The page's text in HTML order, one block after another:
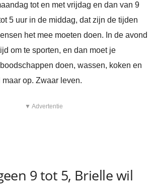
tot en met vrijdag en dan van 9
5 uur in de middag, dat zijn de tijden
het mee moeten doen. In de avond
om te sporten, en dan moet je
doen, wassen, koken en
op. Zwaar leven.
▼ Advertentie
9 tot 5, Brielle wil